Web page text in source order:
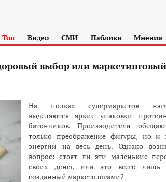
Топ Видео СМИ Паблики Мнения
выбор или маркетинговый
На полках супермаркетов
выделяются яркие упаковки
батончиков. Производители
только преображение фигуры, но и
энергии на весь день. Однако
вопрос: стоят ли эти маленькие
своих денег, или это всего лишь
созданный маркетологами?